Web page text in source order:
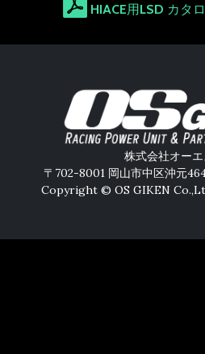
HIACE用LSD カタ
株式会社オー
〒702-8001 岡山市中区沖元
Copyright © OS GIKEN